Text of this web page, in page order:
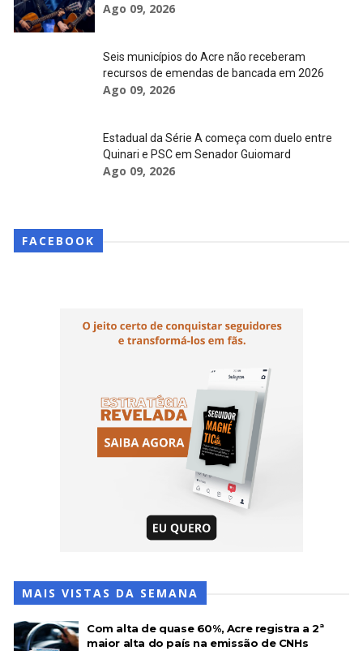
Ago 09, 2026
Seis municípios do Acre não receberam
recursos de emendas de bancada em 2026
Ago 09, 2026
Estadual da Série A começa com duelo entre
Quinari e PSC em Senador Guiomard
Ago 09, 2026
FACEBOOK
MAIS VISTAS DA SEMANA
Com alta de quase 60%, Acre registra a 2ª
maior alta do país na emissão de CNHs